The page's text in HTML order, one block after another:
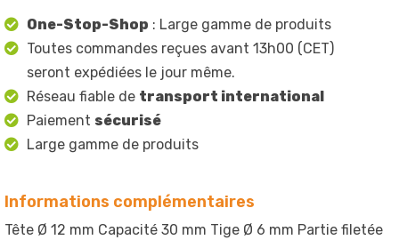
One-Stop-Shop : Large gamme de produits
Toutes commandes reçues avant 13h00 (CET)
seront expédiées le jour même.
Réseau fiable de transport international
Paiement sécurisé
Large gamme de produits
Informations complémentaires
Tête Ø 12 mm Capacité 30 mm Tige Ø 6 mm Partie filetée